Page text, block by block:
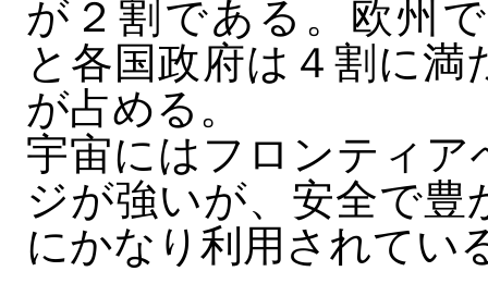
が２割である。欧州
と各国政府は４割に
が占める。
宇宙にはフロンティア
ジが強いが、安全で
にかなり利用されてい